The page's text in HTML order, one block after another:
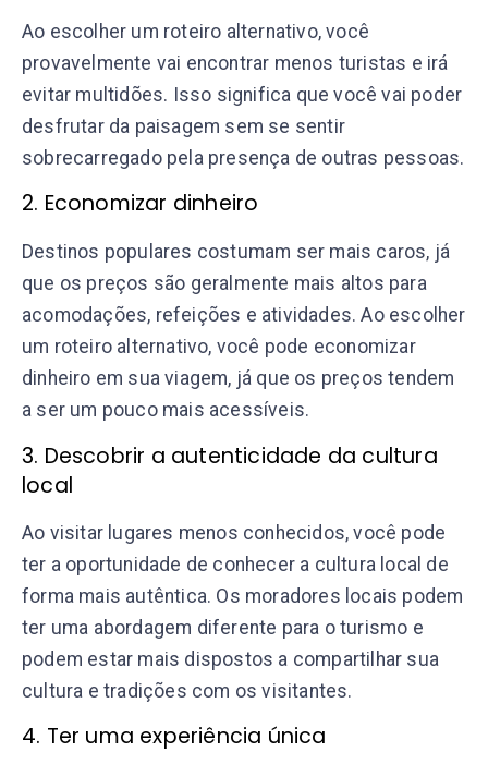
Ao escolher um roteiro alternativo, você
provavelmente vai encontrar menos turistas e irá
evitar multidões. Isso significa que você vai poder
desfrutar da paisagem sem se sentir
sobrecarregado pela presença de outras pessoas.
2. Economizar dinheiro
Destinos populares costumam ser mais caros, já
que os preços são geralmente mais altos para
acomodações, refeições e atividades. Ao escolher
um roteiro alternativo, você pode economizar
dinheiro em sua viagem, já que os preços tendem
a ser um pouco mais acessíveis.
3. Descobrir a autenticidade da cultura
local
Ao visitar lugares menos conhecidos, você pode
ter a oportunidade de conhecer a cultura local de
forma mais autêntica. Os moradores locais podem
ter uma abordagem diferente para o turismo e
podem estar mais dispostos a compartilhar sua
cultura e tradições com os visitantes.
4. Ter uma experiência única